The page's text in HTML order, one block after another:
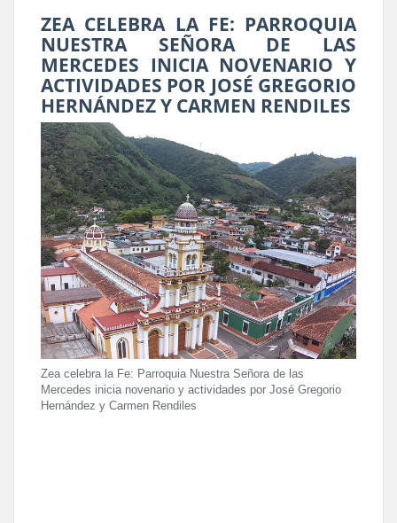
ZEA CELEBRA LA FE: PARROQUIA
NUESTRA SEÑORA DE LAS
MERCEDES INICIA NOVENARIO Y
ACTIVIDADES POR JOSÉ GREGORIO
HERNÁNDEZ Y CARMEN RENDILES
Zea celebra la Fe: Parroquia Nuestra Señora de las
Mercedes inicia novenario y actividades por José Gregorio
Hernández y Carmen Rendiles